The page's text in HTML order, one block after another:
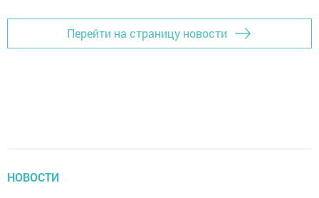
Перейти на страницу новости
НОВОСТИ